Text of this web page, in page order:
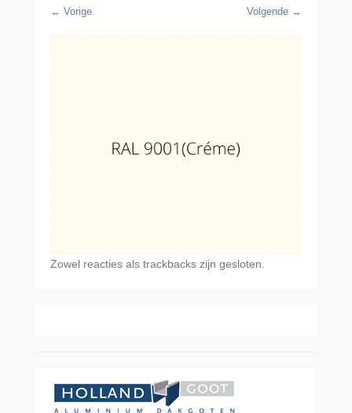
← Vorige Volgende →
Zowel reacties als trackbacks zijn gesloten.